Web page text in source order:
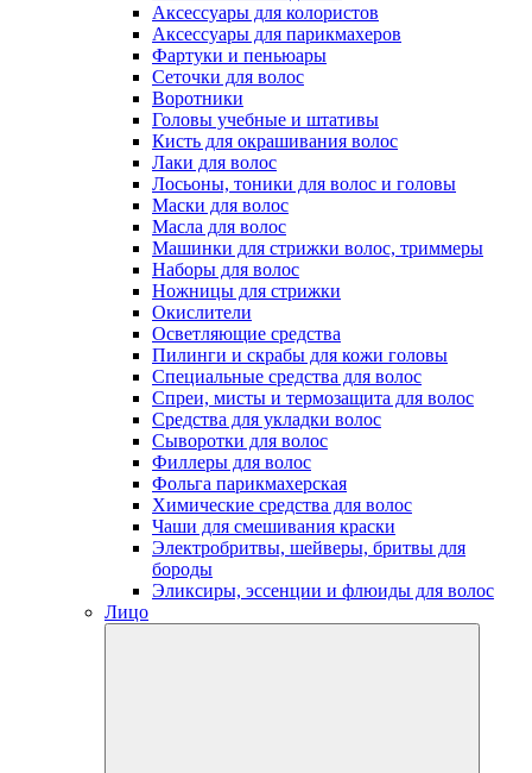
Аксессуары для колористов
Аксессуары для парикмахеров
Фартуки и пеньюары
Сеточки для волос
Воротники
Головы учебные и штативы
Кисть для окрашивания волос
Лаки для волос
Лосьоны, тоники для волос и головы
Маски для волос
Масла для волос
Машинки для стрижки волос, триммеры
Наборы для волос
Ножницы для стрижки
Окислители
Осветляющие средства
Пилинги и скрабы для кожи головы
Специальные средства для волос
Спреи, мисты и термозащита для волос
Средства для укладки волос
Сыворотки для волос
Филлеры для волос
Фольга парикмахерская
Химические средства для волос
Чаши для смешивания краски
Электробритвы, шейверы, бритвы для
бороды
Эликсиры, эссенции и флюиды для волос
Лицо